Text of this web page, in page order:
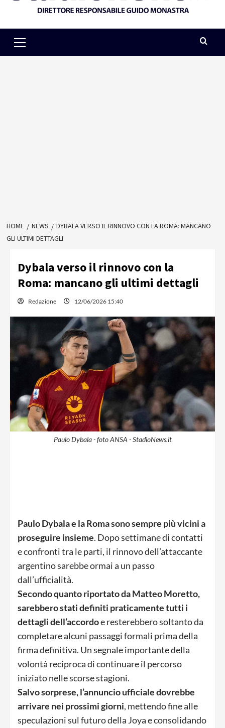
Menu
HOME NEWS
DYBALA VERSO IL RINNOVO CON LA ROMA: MANCANO
GLI ULTIMI DETTAGLI
Dybala verso il rinnovo con la
Roma: mancano gli ultimi dettagli
Redazione 12/06/2026 15:40
Paulo Dybala - foto ANSA - StadioNews.it
Paulo Dybala e la Roma sono sempre più vicini a
proseguire insieme. Dopo settimane di contatti
e confronti tra le parti, il rinnovo dell’attaccante
argentino sarebbe ormai a un passo
dall’ufficialità.
Secondo quanto riportato da Matteo Moretto,
sarebbero stati definiti praticamente tutti i
dettagli dell’accordoe resterebbero soltanto da
completare alcuni passaggi formali prima della
firma definitiva. Un segnale importante della
volontà reciproca di continuare il percorso
iniziato nelle scorse stagioni.
Salvo sorprese, l’annuncio ufficiale dovrebbe
arrivare nei prossimi giorni, mettendo fine alle
speculazioni sul futuro della Joya e consolidando